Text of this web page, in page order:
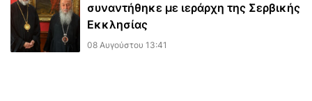
συναντήθηκε με ιεράρχη της Σερβικής
Εκκλησίας
08 Αυγούστου 13:41